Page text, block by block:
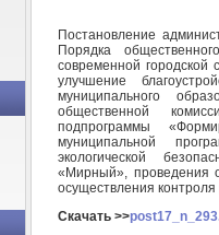
Постановление
Порядка
современной
улучшение
муниципального
общественной
подпрограммы
муниципальной
экологической
«Мирный», проведения
осуществления
Скачать >>